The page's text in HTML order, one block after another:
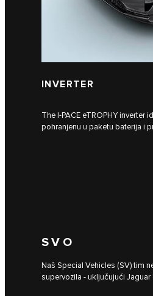
INVERTER
The I‑PACE eTROPHY inverter
pohranjenu u paketu baterija i
SVO
Naš Special Vehicles (SV) tim
supervozila - uključujući Jaguar